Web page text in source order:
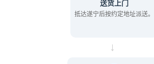
送货上门
抵达遂宁后按约定地址派送。
→